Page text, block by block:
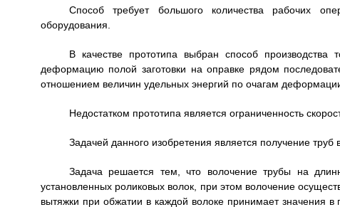
Способ требует большого количества рабочих
оборудования.
В качестве прототипа выбран способ
деформацию полой заготовки на оправке рядом
отношением величин удельных энергий по очагам
Недостатком прототипа является ограниченность
Задачей данного изобретения является получение труб
Задача решается тем, что волочение трубы на
установленных роликовых волок, при этом волочение
вытяжки при обжатии в каждой волоке принимает значения